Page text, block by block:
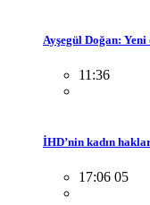
Ayşegül Doğan:
11:36
İHD’nin kadın
17:06 05